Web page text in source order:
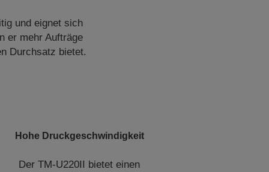
und eignet sich
er mehr Aufträge
Durchsatz bietet.
Hohe Druckgeschwindigkeit
Der TM-U220II bietet einen